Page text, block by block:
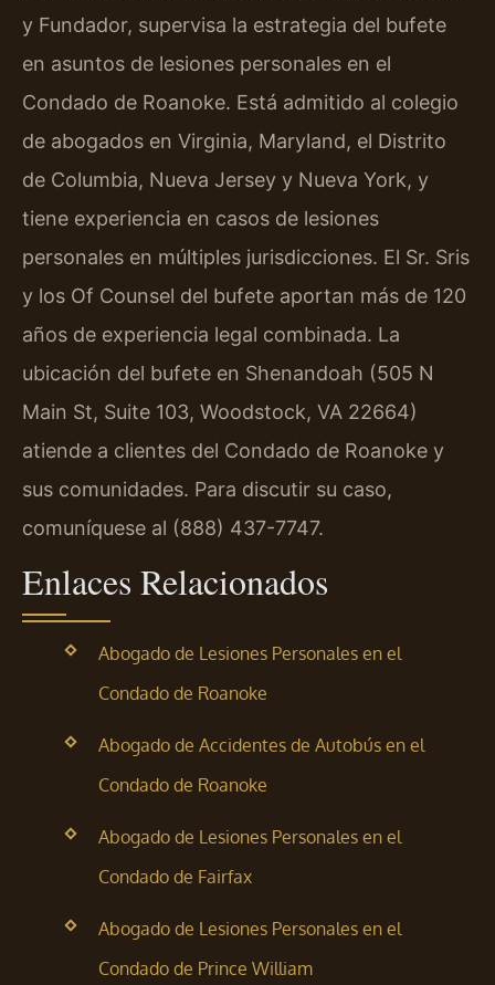
y Fundador, supervisa la estrategia del bufete
en asuntos de lesiones personales en el
Condado de Roanoke. Está admitido al colegio
de abogados en Virginia, Maryland, el Distrito
de Columbia, Nueva Jersey y Nueva York, y
tiene experiencia en casos de lesiones
personales en múltiples jurisdicciones. El Sr. Sris
y los Of Counsel del bufete aportan más de 120
años de experiencia legal combinada. La
ubicación del bufete en Shenandoah (505 N
Main St, Suite 103, Woodstock, VA 22664)
atiende a clientes del Condado de Roanoke y
sus comunidades. Para discutir su caso,
comuníquese al (888) 437-7747.
Enlaces Relacionados
Abogado de Lesiones Personales en el
Condado de Roanoke
Abogado de Accidentes de Autobús en el
Condado de Roanoke
Abogado de Lesiones Personales en el
Condado de Fairfax
Abogado de Lesiones Personales en el
Condado de Prince William